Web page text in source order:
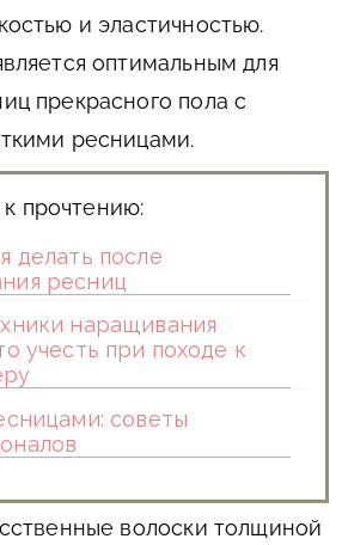
и эластичностью.
оптимальным для
прекрасного пола с
ресницами.
прочтению:
делать после
ресниц
наращивания
учесть при походе к
советы
волоски толщиной